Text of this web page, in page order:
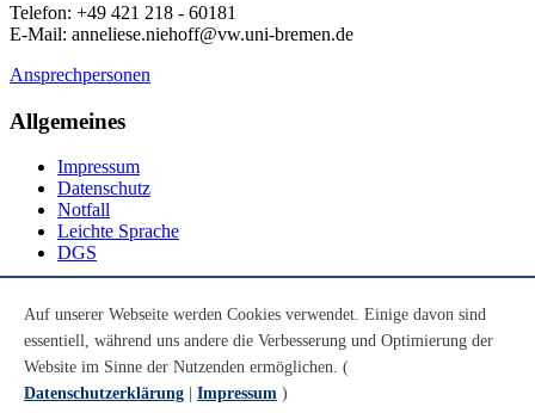
Telefon: +49 421 218 - 60181
E-Mail: anneliese.niehoff@vw.uni-bremen.de
Ansprechpersonen
Allgemeines
Impressum
Datenschutz
Notfall
Leichte Sprache
DGS
Youtube
Instagram
LinkedIn
Auf unserer Webseite werden Cookies verwendet. Einige davon sind
essentiell, während uns andere die Verbesserung und Optimierung der
Website im Sinne der Nutzenden ermöglichen. (
Datenschutzerklärung
Impressum )